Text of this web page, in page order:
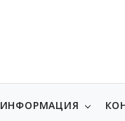
ИНФОРМАЦИЯ